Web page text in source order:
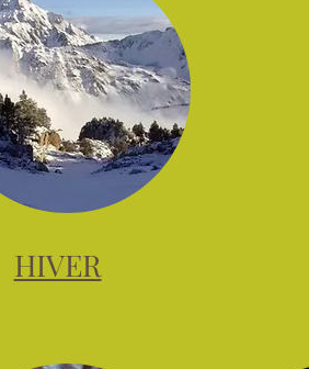
HIVER